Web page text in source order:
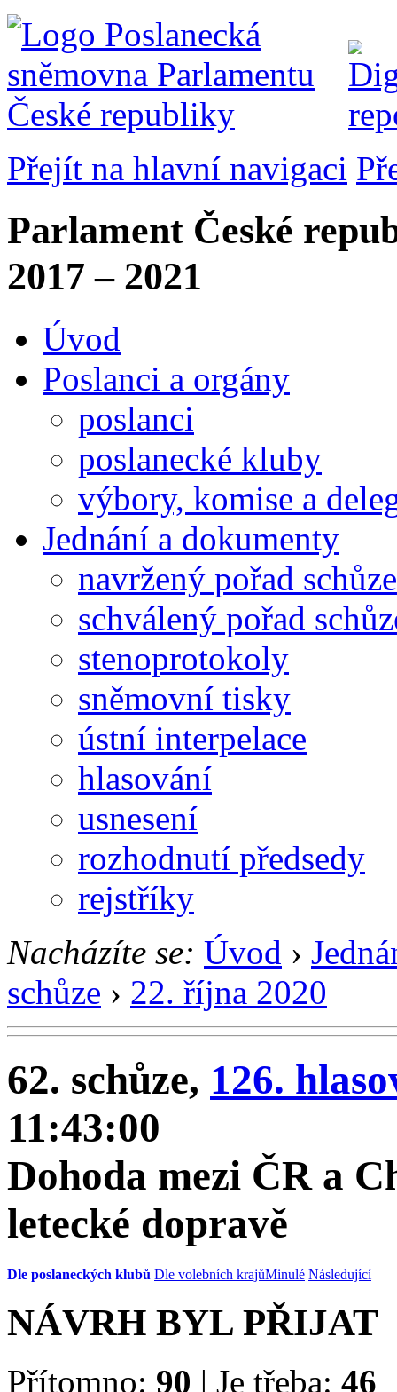
Přejít na hlavní navigaci
Parlament České
2017 – 2021
Úvod
Poslanci a orgány
poslanci
poslanecké kluby
výbory, komise a
Jednání a dokumenty
navržený pořad schůze
schválený pořad
stenoprotokoly
sněmovní tisky
ústní interpelace
hlasování
usnesení
rozhodnutí předsedy
rejstříky
Nacházíte se: Úvod ›
schůze › 22. října 2020
62. schůze, 126.
11:43:00
Dohoda mezi ČR a
letecké dopravě
Dle poslaneckých klubů Dle volebních krajůMinulé Následující
NÁVRH BYL PŘIJAT
Přítomno: 90 | Je třeba: 46